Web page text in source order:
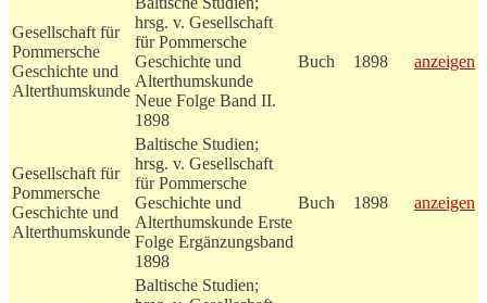
Gesellschaft für
Pommersche
Geschichte und
Alterthumskunde
hrsg. v. Gesellschaft
für Pommersche
Geschichte und
Alterthumskunde
Neue Folge Band II.
1898
Buch 1898 anzeigen
Gesellschaft für
Pommersche
Geschichte und
Alterthumskunde
Baltische Studien;
hrsg. v. Gesellschaft
für Pommersche
Geschichte und
Alterthumskunde Erste
Folge Ergänzungsband
1898
Buch 1898 anzeigen
Baltische Studien;